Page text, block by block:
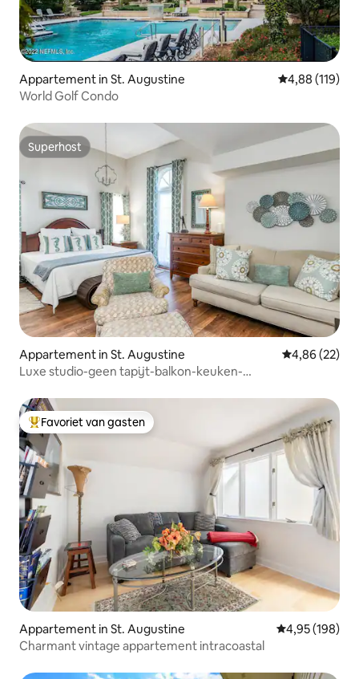
Appartement in St. Augustine Gemiddelde
4,88 (119)
World Golf Condo
Superhost
Superhost
Appartement in St. Augustine Gemiddelde
4,86 (22)
Luxe studio-geen tapijt-balkon-keuken-
Topfavoriet van gasten
Favoriet van gasten
Appartement in St. Augustine Gemiddelde
4,95 (198)
Charmant vintage appartement intracoastal